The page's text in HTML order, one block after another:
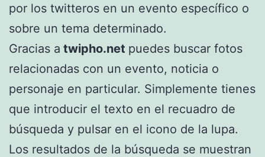
por los twitteros en un evento específico o
sobre un tema determinado.
Gracias a twipho.net puedes buscar fotos
relacionadas con un evento, noticia o
personaje en particular. Simplemente tienes
que introducir el texto en el recuadro de
búsqueda y pulsar en el icono de la lupa.
Los resultados de la búsqueda se muestran